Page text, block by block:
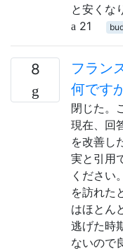
と安くな
21
8
フラン
何です
閉じた。
現在、回
を改善し
実と引用
ください
を訪れた
はほとん
逃げた時
ないので